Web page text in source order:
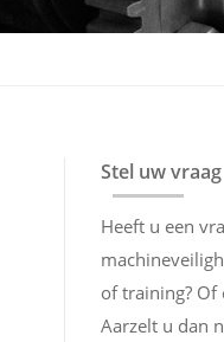
Stel uw vraag
Heeft u een
of training? Of
Aarzelt u dan